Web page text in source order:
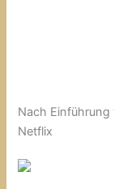
Nach
Netflix